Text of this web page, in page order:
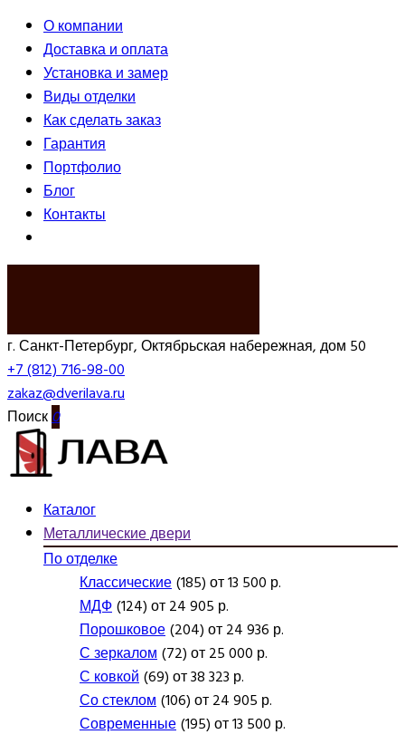
О компании
Доставка и оплата
Установка и замер
Виды отделки
Как сделать заказ
Гарантия
Портфолио
Блог
Контакты
г. Санкт-Петербург, Октябрьская набережная, дом 50
+7 (812) 716-98-00
zakaz@dverilava.ru
Поиск0
Каталог
Металлические двери
По отделке
Классические(185) от 13 500 р.
МДФ(124) от 24 905 р.
Порошковое(204) от 24 936 р.
С зеркалом(72) от 25 000 р.
С ковкой(69) от 38 323 р.
Со стеклом(106) от 24 905 р.
Современные(195) от 13 500 р.